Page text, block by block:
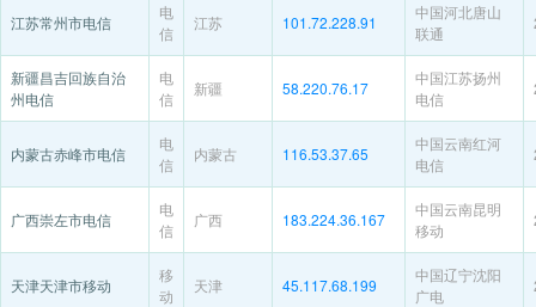
江苏常州市电信
电
信
江苏 101.72.228.91
中国河北唐山
联通
新疆昌吉回族自治
州电信
电
信
新疆 58.220.76.17
中国江苏扬州
电信
内蒙古赤峰市电信
电
信
内蒙古 116.53.37.65
中国云南红河
电信
广西崇左市电信
电
信
广西 183.224.36.167
中国云南昆明
移动
天津天津市移动
移
动
天津 45.117.68.199
中国辽宁沈阳
广电